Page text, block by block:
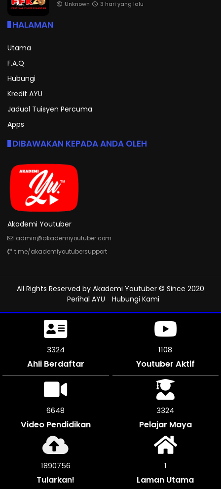
Unknown 3 hari yang lalu
HALAMAN
Utama
F.A.Q
Hubungi
Kredit AYU
Jadual Tuisyen Percuma
Apps
DIBAWAKAN KEPADA ANDA OLEH
Akademi Youtuber
admin@akademiyoutuber.com
t.me/akademiyoutubersupport
All Rights Reserved by Akademi Youtuber © Since 2020
Perihal AYU
Hubungi Kami
3681
Ahli Berdaftar
1227
Youtuber Aktif
7362
Video Pendidikan
3681
Pelajar Maya
2095716
Tularkan!
1
Laman Utama